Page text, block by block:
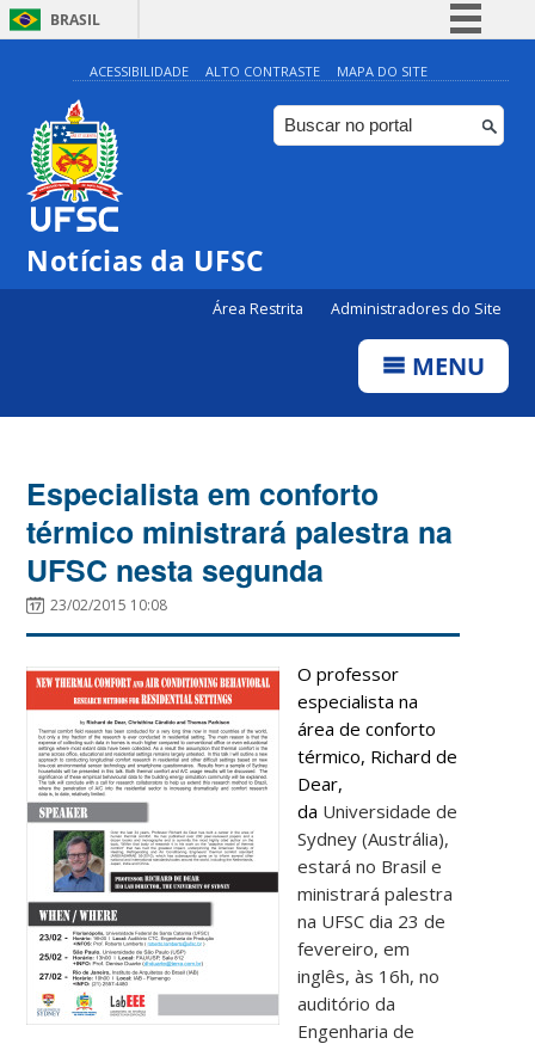
BRASIL
Simplifique!
Comunica BR
Participe
ACESSIBILIDADE ALTO CONTRASTE MAPA DO SITE
Notícias da UFSC
Área Restrita Administradores do Site
MENU
Especialista em conforto
térmico ministrará palestra na
UFSC nesta segunda
23/02/2015 10:08
O professor
especialista na
área de conforto
térmico, Richard de
Dear,
da Universidade de
Sydney (Austrália),
estará no Brasil e
ministrará palestra
na UFSC dia 23 de
fevereiro, em
inglês, às 16h, no
auditório da
Engenharia de